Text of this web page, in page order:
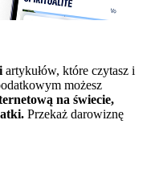
artykułów, które czytasz i
możesz
na świecie,
Przekaż darowiznę